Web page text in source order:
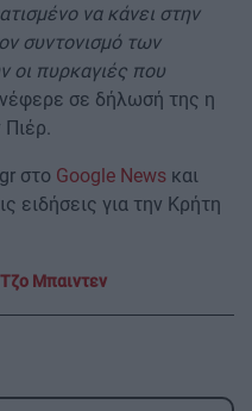
να κάνει στην
συντονισμό των
οι πυρκαγιές που
σε δήλωσή της η
στο Google News και
ειδήσεις για την Κρήτη
Τζο Μπαιντεν